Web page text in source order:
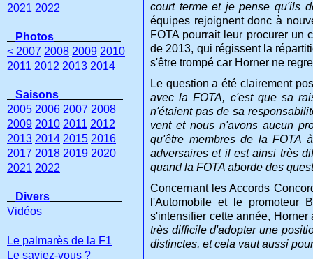
court terme et je pense qu'ils
équipes rejoignent donc à
FOTA pourrait leur procurer un
de 2013, qui régissent la
s'être trompé car Horner ne
Le question a été clairement
avec la FOTA, c'est que sa
n'étaient pas de sa
vent et nous n'avons aucun
qu'être membres de la FOTA
adversaires et il est ainsi très
quand la FOTA aborde des
Concernant les Accords
l'Automobile et le promoteur
s'intensifier cette année,
très difficile d'adopter une
distinctes, et cela vaut aussi
2021 2022
Photos
< 2007 2008 2009 2010
2011 2012 2013 2014
Saisons
2005 2006 2007 2008
2009 2010 2011 2012
2013 2014 2015 2016
2017 2018 2019 2020
2021 2022
Divers
Vidéos
Le palmarès de la F1
Le saviez-vous ?